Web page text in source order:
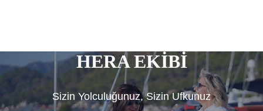
HERA EKİBİ
Sizin Yolculuğunuz, Sizin Ufkunuz